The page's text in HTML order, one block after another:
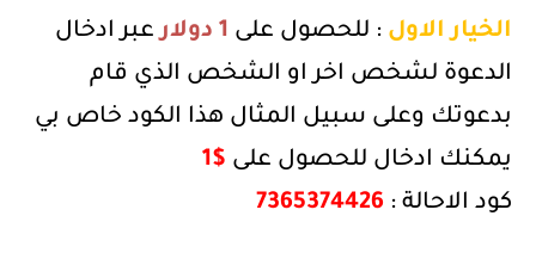
الخيار الاول : للحصول على 1 دولار
عبر ادخال
الدعوة لشخص اخر او الشخص الذي قام
بدعوتك وعلى سبيل المثال هذا الكود خاص بي
يمكنك ادخال للحصول على 1$
كود الاحالة : 7365374426